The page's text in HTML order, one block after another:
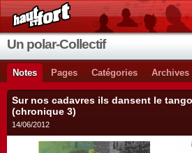
Un polar-Collectif
Notes Pages Catégories Archives
Sur nos cadavres ils dansent le
(chronique 3)
14/06/2012